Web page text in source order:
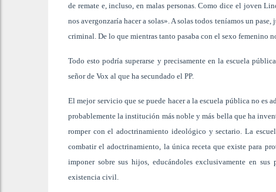
de remate e, incluso, en malas personas. Como dice el joven
nos avergonzaría hacer a solas». A solas todos teníamos un
criminal. De lo que mientras tanto pasaba con el sexo femenino
Todo esto podría superarse y precisamente en la escuela
señor de Vox al que ha secundado el PP.
El mejor servicio que se puede hacer a la escuela pública no es
probablemente la institución más noble y más bella que ha
romper con el adoctrinamiento ideológico y sectario. La
combatir el adoctrinamiento, la única receta que existe para
imponer sobre sus hijos, educándoles exclusivamente en
existencia civil.